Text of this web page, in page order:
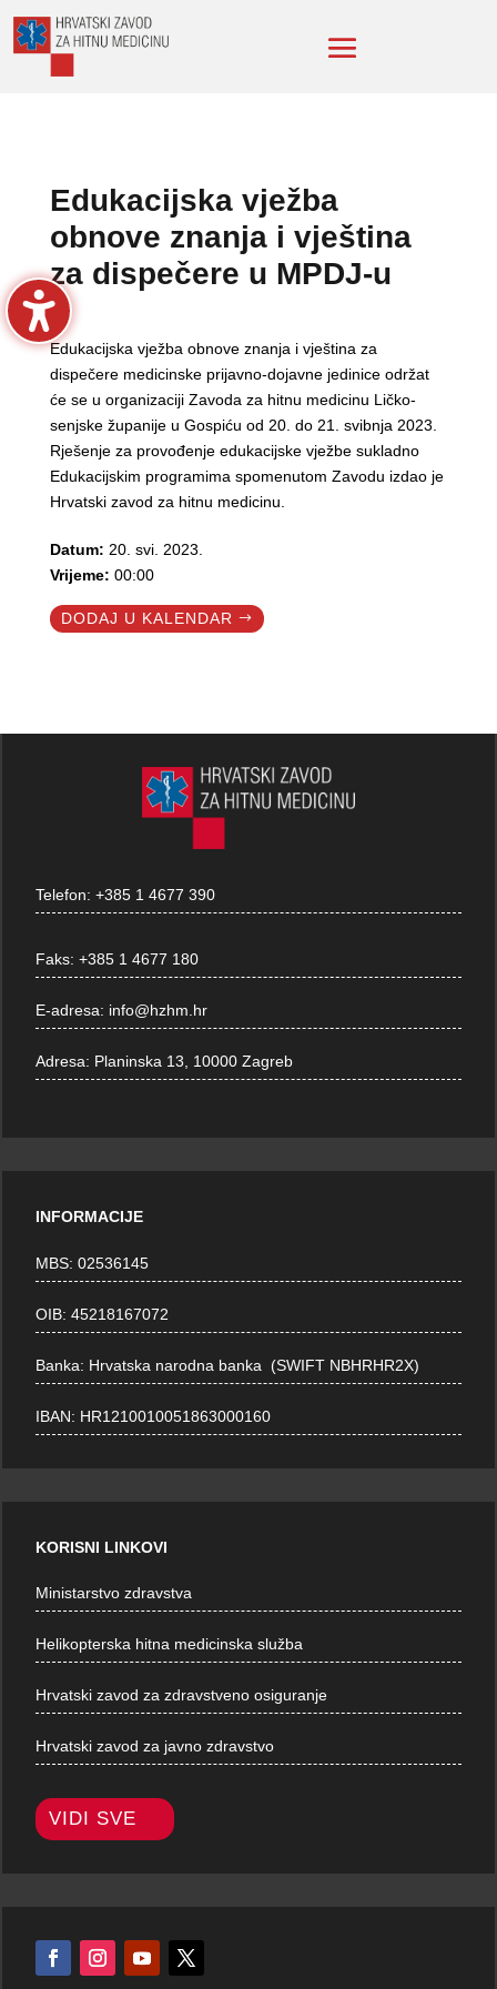
Edukacijska vježba
obnove znanja i vještina
za dispečere u MPDJ-u
Edukacijska vježba obnove znanja i vještina za
dispečere medicinske prijavno-dojavne jedinice održat
će se u organizaciji Zavoda za hitnu medicinu Ličko-
senjske županije u Gospiću od 20. do 21. svibnja 2023.
Rješenje za provođenje edukacijske vježbe sukladno
Edukacijskim programima spomenutom Zavodu izdao je
Hrvatski zavod za hitnu medicinu.
Datum: 20. svi. 2023.
Vrijeme: 00:00
DODAJ U KALENDAR
Telefon:+385 1 4677 390
Faks:+385 1 4677 180
E-adresa: info@hzhm.hr
Adresa: Planinska 13, 10000 Zagreb
INFORMACIJE
MBS: 02536145
OIB: 45218167072
Banka: Hrvatska narodna banka (SWIFT NBHRHR2X)
IBAN: HR1210010051863000160
KORISNI LINKOVI
Ministarstvo zdravstva
Helikopterska hitna medicinska služba
Hrvatski zavod za zdravstveno osiguranje
Hrvatski zavod za javno zdravstvo
VIDI SVE